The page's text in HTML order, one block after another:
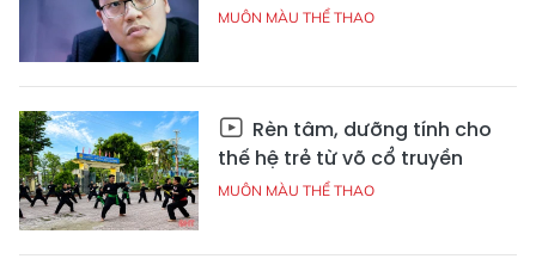
MUÔN MÀU THỂ THAO
Rèn tâm, dưỡng tính cho
thế hệ trẻ từ võ cổ truyền
MUÔN MÀU THỂ THAO